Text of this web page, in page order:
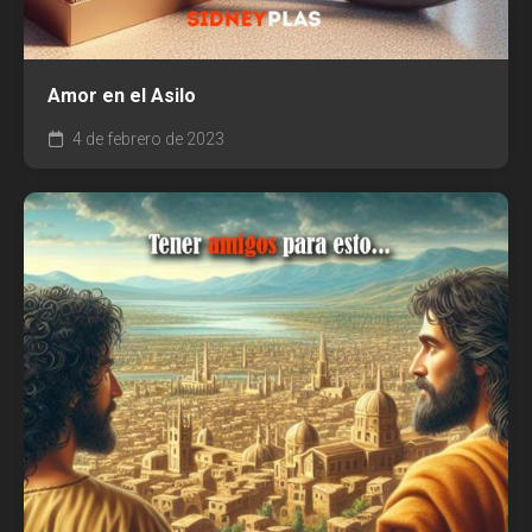
Amor en el Asilo
4 de febrero de 2023